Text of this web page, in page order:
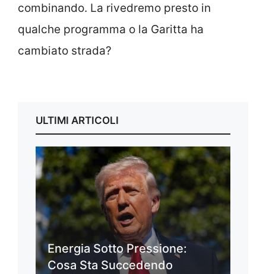
combinando. La rivedremo presto in
qualche programma o la Garitta ha
cambiato strada?
ULTIMI ARTICOLI
Energia Sotto Pressione:
Cosa Sta Succedendo